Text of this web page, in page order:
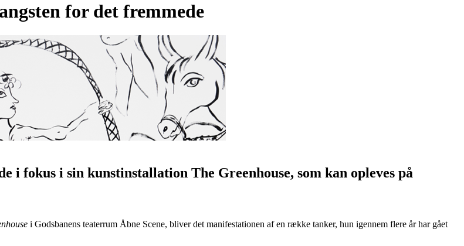
for det fremmede
i fokus i sin kunstinstallation The Greenhouse, som kan opleves på
i Godsbanens teaterrum Åbne Scene, bliver det manifestationen af en række tanker, hun igennem flere år har gået